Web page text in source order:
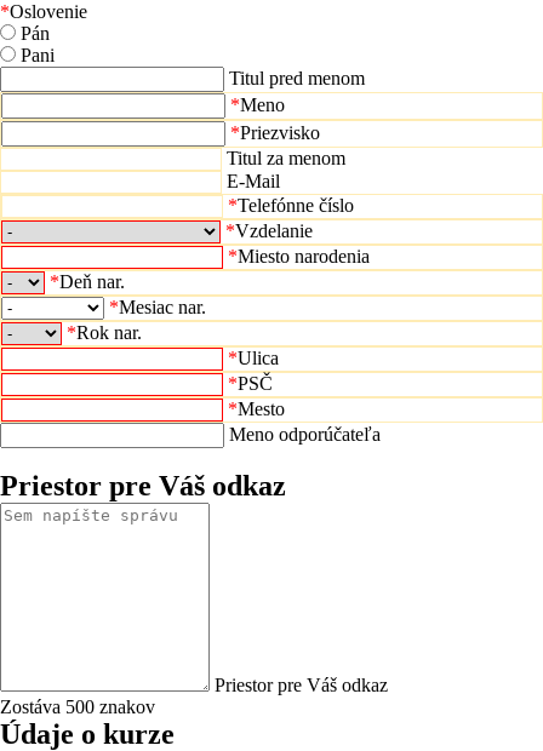
*Oslovenie
Pán
Pani
Titul pred menom
*Meno
*Priezvisko
Titul za menom
E-Mail
*Telefónne číslo
*Vzdelanie
*Miesto narodenia
*Deň nar.
*Mesiac nar.
*Rok nar.
*Ulica
*PSČ
*Mesto
Meno odporúčateľa
Priestor pre Váš odkaz
Priestor pre Váš odkaz
Zostáva 500 znakov
Údaje o kurze